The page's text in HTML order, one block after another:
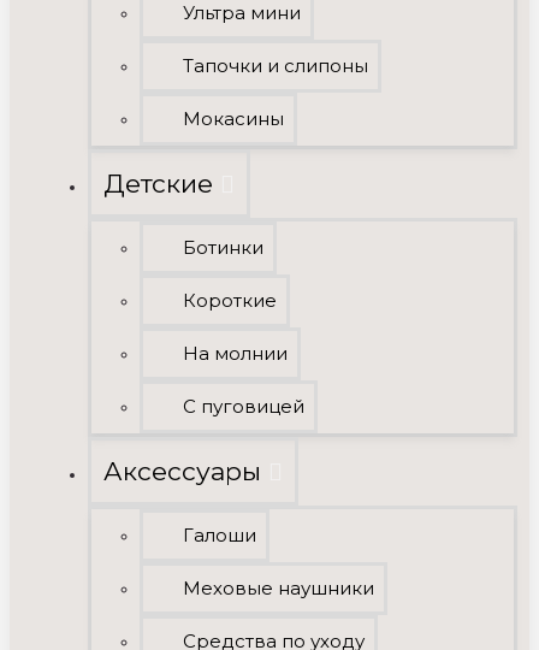
Ультра мини
Тапочки и слипоны
Мокасины
Детские
Ботинки
Короткие
На молнии
С пуговицей
Аксессуары
Галоши
Меховые наушники
Средства по уходу